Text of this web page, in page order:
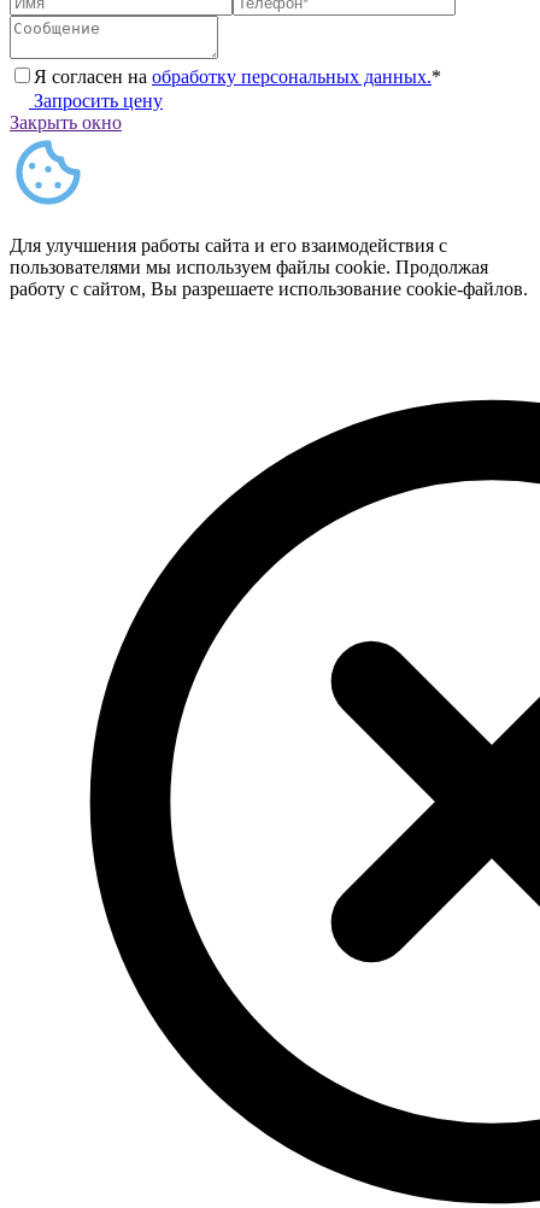
Я согласен на обработку персональных данных.*
Запросить цену
Закрыть окно
Для улучшения работы сайта и его взаимодействия с
пользователями мы используем файлы cookie. Продолжая
работу с сайтом, Вы разрешаете использование cookie-файлов.